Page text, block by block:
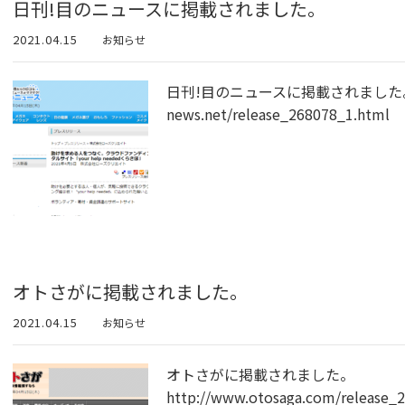
日刊!目のニュースに掲載されました。
2021.04.15 お知らせ
日刊!目のニュースに掲載されまし
news.net/release_268078_1.html
オトさがに掲載されました。
2021.04.15 お知らせ
オトさがに掲載されました。
http://www.otosaga.com/